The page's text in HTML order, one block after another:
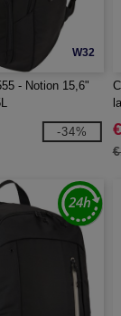
W32
- Notion 15,6"
-34%